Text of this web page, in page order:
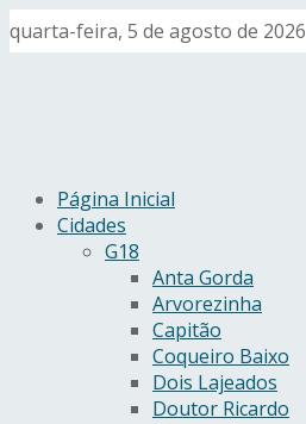
quarta-feira, 5 de agosto de 2026
Página Inicial
Cidades
G18
Anta Gorda
Arvorezinha
Capitão
Coqueiro Baixo
Dois Lajeados
Doutor Ricardo